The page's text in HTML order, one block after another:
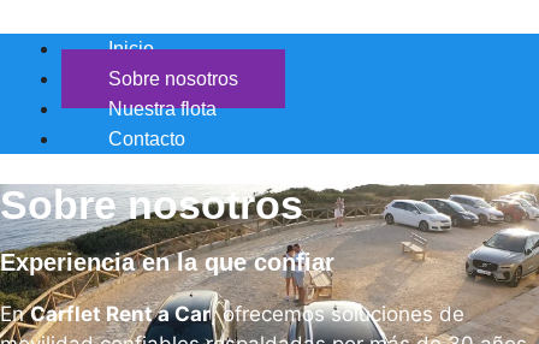
Inicio
Sobre nosotros
Nuestra flota
Contacto
Sobre nosotros
Experiencia en la que confiar
EnCarflet Rent a Car, ofrecemos soluciones de